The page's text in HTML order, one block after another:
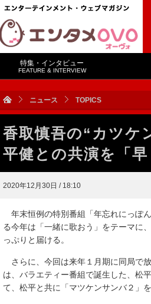
特集・インタビュー
FEATURE & INTERVIEW
ニュース TOPICS
香取慎吾の“カツ
平健との共演を「
2020年12月30日 / 18:10
年末恒例の特別番組「年忘れにっぽ
る今年は「一緒に歌おう」をテーマに
っぷりと届ける。
さらに、今回は来年１月期に同局で
は、バラエティー番組で誕生した、松
て、松平と共に「マツケンサンバ２」